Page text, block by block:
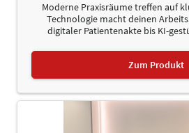
Moderne Praxisräume treffen auf
Technologie macht deinen
digitaler Patientenakte bis KI-
Zum Produkt